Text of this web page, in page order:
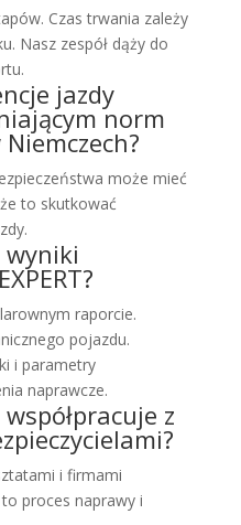
Czas trwania zależy
Nasz zespół dąży do
jazdy
norm
może mieć
to skutkować
wyniki
raporcie.
pojazdu.
i parametry
naprawcze.
współpracuje z
i firmami
proces naprawy i